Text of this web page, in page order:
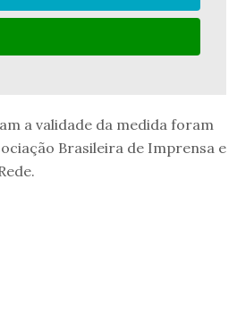
a validade da medida foram
Brasileira de Imprensa e